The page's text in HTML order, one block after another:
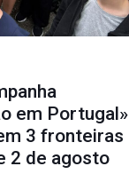
em Portugal»
3 fronteiras
2 de agosto